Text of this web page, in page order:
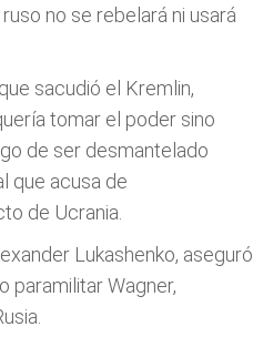
no se rebelará ni usará
sacudió el Kremlin,
tomar el poder sino
de ser desmantelado
que acusa de
de Ucrania.